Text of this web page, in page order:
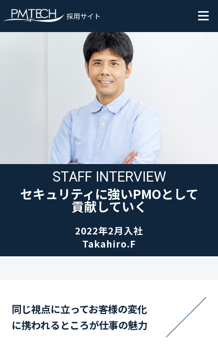
採用サイト
STAFF INTERVIEW
セキュリティに強いPMOとして
貢献していく
2022年2月入社
Takahiro.F
同じ視点に立ってお客様の変化
に携われるところが仕事の魅力